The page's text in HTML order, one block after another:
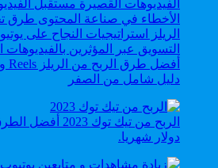
دليل شامل من الصفر
دولار شهريا.